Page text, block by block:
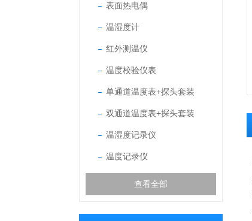
表面热电偶
温湿度计
红外测温仪
温度校验仪表
单通道温度表+探头套装
双通道温度表+探头套装
温湿度记录仪
温度记录仪
查看全部